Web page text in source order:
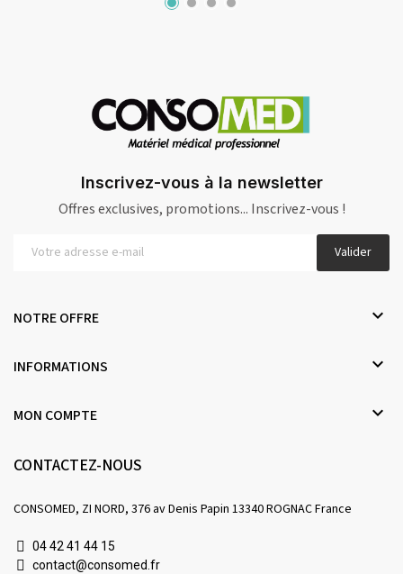
Inscrivez-vous à la newsletter
Offres exclusives, promotions... Inscrivez-vous !
Valider
NOTRE OFFRE 
INFORMATIONS 
MON COMPTE 
CONTACTEZ-NOUS
CONSOMED, ZI NORD, 376 av Denis Papin 13340 ROGNAC France
04 42 41 44 15
contact@consomed.fr